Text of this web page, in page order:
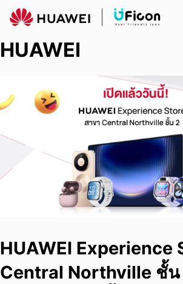
Skip
HUAWEI
HUAWEI Experience
Central Northville ชั้น